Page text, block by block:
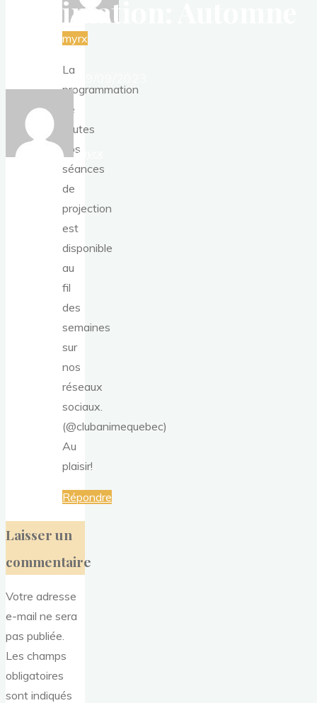
d’animation: Automne
2023
29/09/2023
myrx
myrx
La
programmation
de
toutes
nos
séances
de
projection
est
disponible
au
fil
des
semaines
sur
nos
réseaux
sociaux.
(@clubanimequebec)
Au
plaisir!
Répondre
Laisser un
commentaire
Votre adresse
e-mail ne sera
pas publiée.
Les champs
obligatoires
sont indiqués